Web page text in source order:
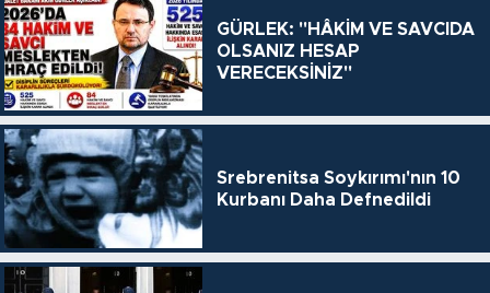
GÜRLEK: "HÂKİM VE SAVCIDA
OLSANIZ HESAP
VERECEKSİNİZ"
Srebrenitsa Soykırımı'nın 10
Kurbanı Daha Defnedildi